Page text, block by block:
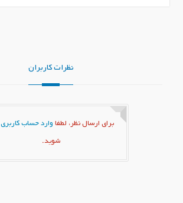
نظرات کاربران
برای ارسال نظر، لطفا وارد حساب کاربری
شوید.